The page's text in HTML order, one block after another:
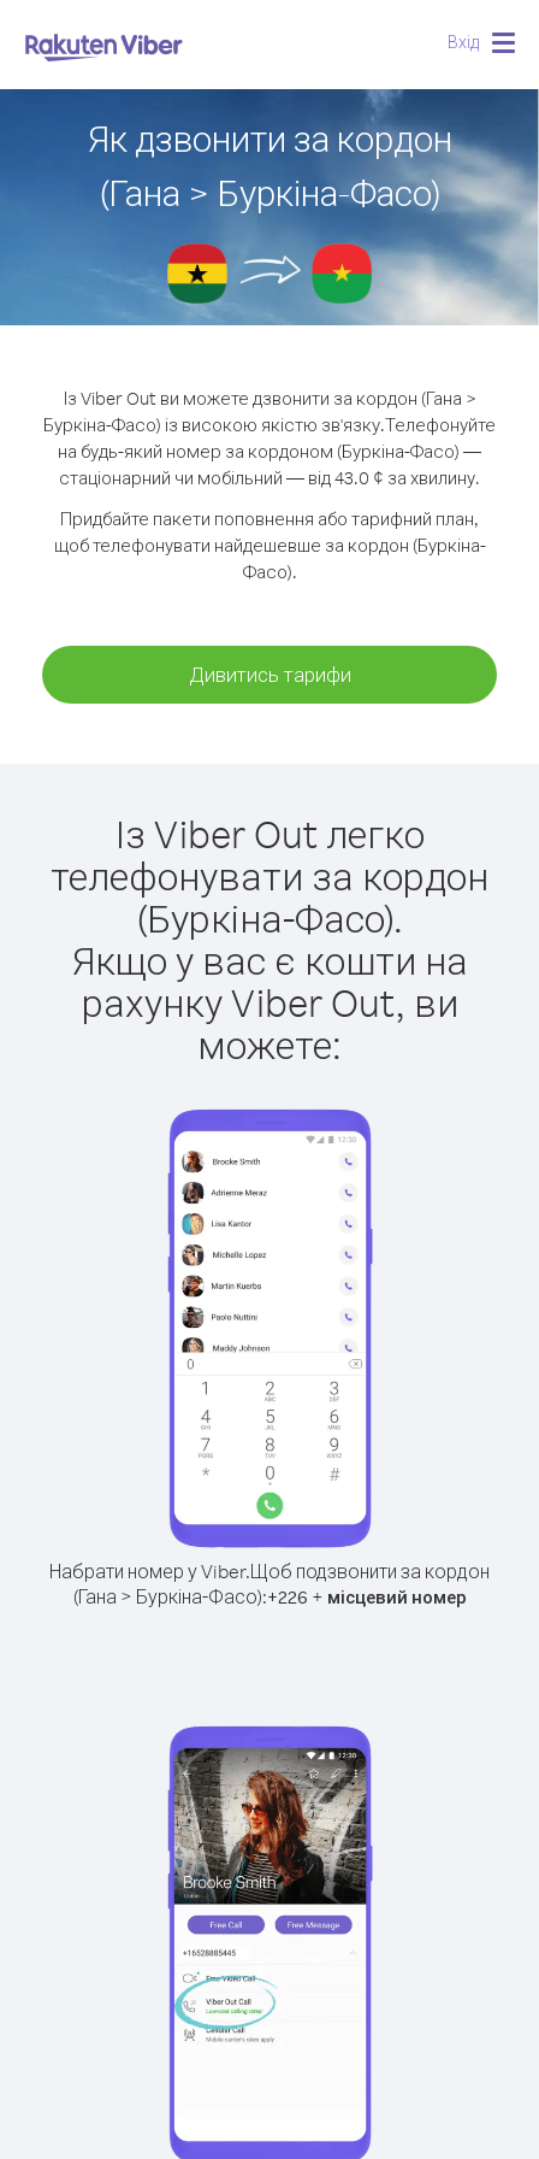
Вхід
Як дзвонити за кордон
(Гана > Буркіна-Фасо)
Із Viber Out ви можете дзвонити за кордон (Гана >
Буркіна-Фасо) із високою якістю зв'язку.Телефонуйте
на будь-який номер за кордоном (Буркіна-Фасо) —
стаціонарний чи мобільний — від 43.0 ¢ за хвилину.
Придбайте пакети поповнення або тарифний план,
щоб телефонувати найдешевше за кордон (Буркіна-
Фасо).
Дивитись тарифи
Із Viber Out легко
телефонувати за кордон
(Буркіна-Фасо).
Якщо у вас є кошти на
рахунку Viber Out, ви
можете:
Набрати номер у Viber.Щоб подзвонити за кордон
(Гана > Буркіна-Фасо):+226 + місцевий номер